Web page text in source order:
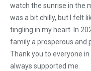
watch the sunrise in the
was a bit chilly, but I felt
tingling in my heart. In
family a prosperous and
Thank you to everyone
always supported me.